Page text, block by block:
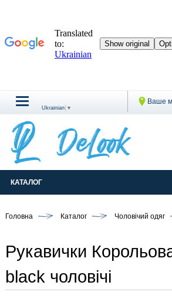
Ваше
Ukrainian ▼
КАТАЛОГ
Головна Каталог Чоловічий одяг
Рукавички
black чоловічі